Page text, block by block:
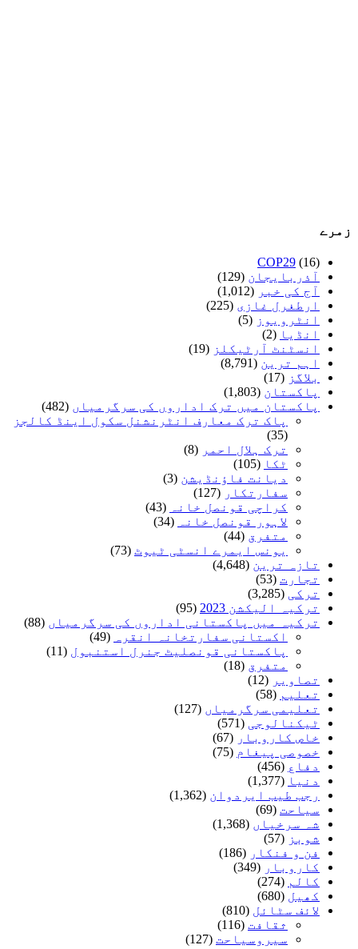
زمرے
COP29 (16)
آذربایجان (129)
آج کی خبر (1,012)
ارطغرل غازی (225)
انٹرویوز (5)
انڈیا (2)
انسٹنٹ آرٹیکلز (19)
اہم ترین (8,791)
بلاگز (17)
پاکستان (1,803)
پاکستان میں ترک اداروں کی سرگرمیاں (482)
پاک ترک معارف انٹرنشنل سکول اینڈ کالجز
(35)
ترک ہلال احمر (8)
ٹکا (105)
دیانت فاؤنڈیشن (3)
سفارتکار (127)
کراچی قونصل خانہ
(43)
لاہور قونصل خانہ
(34)
متفرق (44)
یونس ایمرے انسٹی ٹیوٹ (73)
تازہ ترین (4,648)
تجارت (53)
ترکی (3,285)
ترکیہ الیکشن 2023
(95)
ترکیہ میں پاکستانی اداروں کی سرگرمیاں (88)
اکستانی سفارتخانہ انقرہ
(49)
پاکستانی قونصلیٹ جنرل استنبول (11)
متفرق (18)
تصاویر (12)
تعلیم (58)
تعلیمی سرگرمیاں (127)
ٹیکنالوجی (571)
خاص کاروبار (67)
خصوصی پیغام (75)
دفاع (456)
دنیا (1,377)
رجب طیب ایردوان (1,362)
سیاحت (69)
شہ سرخیاں (1,368)
شوبز (57)
فن و فنکار (186)
کاروبار (349)
کالم (274)
کھیل (680)
لائف سٹائل (810)
ثقافت (116)
سیروسیاحت (127)